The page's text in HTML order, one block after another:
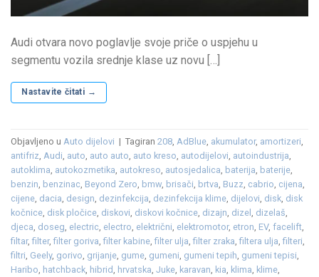
Audi otvara novo poglavlje svoje priče o uspjehu u
segmentu vozila srednje klase uz novu […]
Nastavite čitati →
Objavljeno u Auto dijelovi | Tagiran 208 AdBlue akumulator, amortizeri
antifriz Audi auto auto auto auto kreso autodijelovi autoindustrija
autoklima autokozmetika autokreso autosjedalica baterija baterije
benzin benzinac Beyond Zero bmw brisači brtva Buzz cabrio cijena
cijene dacia design dezinfekcija dezinfekcija klime dijelovi disk disk
kočnice disk pločice diskovi diskovi kočnice dizajn dizel dizelaš
djeca doseg electric electro električni elektromotor, etron EV, facelift
filtar,filter,filter goriva ,filter kabine ,filter ulja ,filter zraka ,filtera ulja ,filteri
filtri Geely, gorivo grijanje gume gumeni gumeni tepih gumeni tepisi
Haribo hatchback hibrid hrvatska Juke karavan kia klima klime